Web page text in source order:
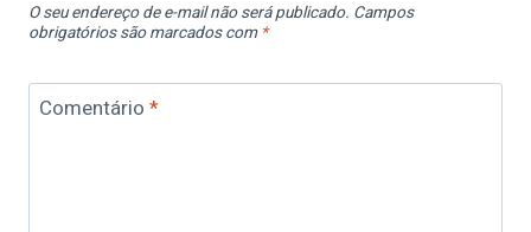
O seu endereço de e-mail não será publicado. Campos
obrigatórios são marcados com *
Comentário *